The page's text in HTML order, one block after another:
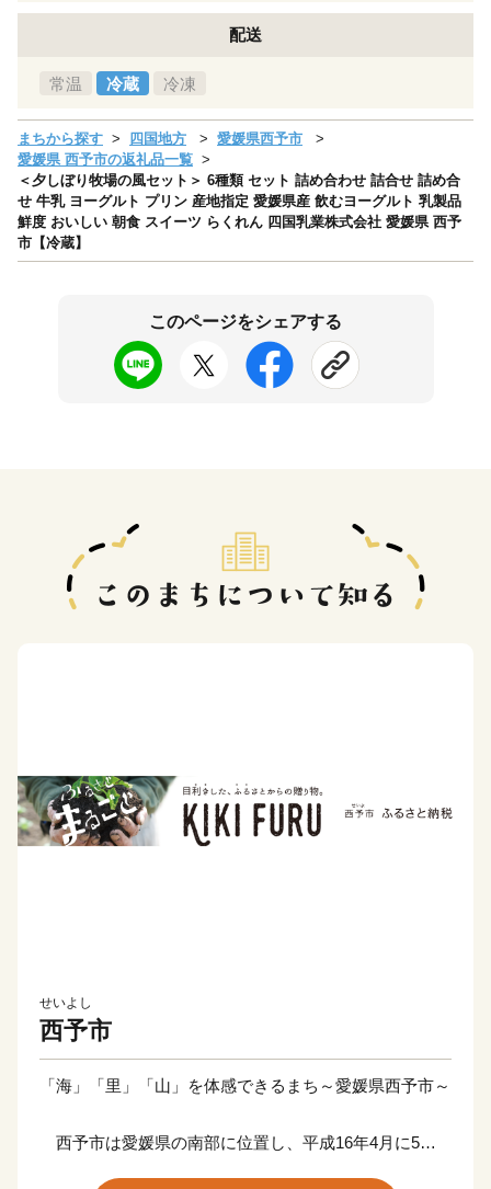
配送
常温 冷蔵 冷凍
まちから探す 四国地方
愛媛県西予市
愛媛県 西予市の返礼品一覧
＜夕しぼり牧場の風セット＞ 6種類 セット 詰め合わせ 詰合せ 詰め合
せ 牛乳 ヨーグルト プリン 産地指定 愛媛県産 飲むヨーグルト 乳製品
鮮度 おいしい 朝食 スイーツ らくれん 四国乳業株式会社 愛媛県 西予
市【冷蔵】
このページをシェアする
せいよし
西予市
「海」「里」「山」を体感できるまち～愛媛県西予市～
西予市は愛媛県の南部に位置し、平成16年4月に5つ